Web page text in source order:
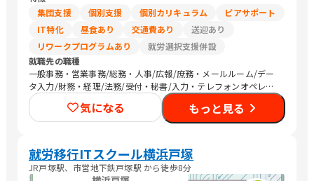
集団支援
個別支援 個別カリキュラム
ピアサポート
IT特化
昼食あり 交通費あり
送迎あり
リワークプログラムあり
就労選択支援併設
就職先の職種
一般事務・営業事務/総務・人事/広報/庶務・メールルーム/デー
タ入力/財務・経理/法務/受付・秘書/入力・テレフォンオペレー
ター/コールセンター/その他事務/梱包作業/検品/組立・組付け/
その他軽作業/営業（個人向け）/営業（企業向け）/その他営業/
販売スタッフ・接客/バックヤード・商品管理/その他販売/編集
プログラマ/ネットワークエンジニア/その他IT/ヘルプデスク/生
産・製造技術/機械・電子機器設計/品質管理・生産管理・メンテ
ナンス/建築土木設計・測量・積算・施工管理/生産・製造オペレ
気になる もっと見る
就労移行ITスクール横浜戸塚
JR戸塚駅、市営地下鉄戸塚駅 から徒歩8分